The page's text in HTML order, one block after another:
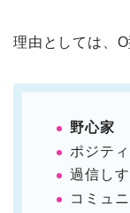
理由としては、
野心家
ポジテ
過信し
コミュ